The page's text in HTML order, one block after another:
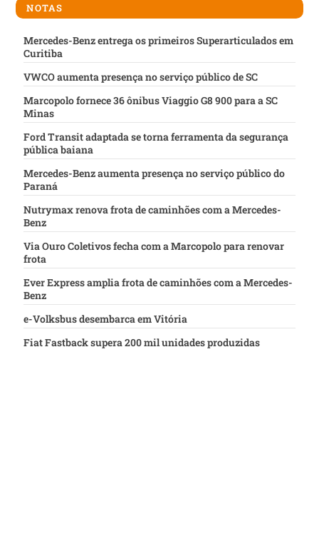
NOTAS
Mercedes-Benz entrega os primeiros Superarticulados em
Curitiba
VWCO aumenta presença no serviço público de SC
Marcopolo fornece 36 ônibus Viaggio G8 900 para a SC
Minas
Ford Transit adaptada se torna ferramenta da segurança
pública baiana
Mercedes-Benz aumenta presença no serviço público do
Paraná
Nutrymax renova frota de caminhões com a Mercedes-
Benz
Via Ouro Coletivos fecha com a Marcopolo para renovar
frota
Ever Express amplia frota de caminhões com a Mercedes-
Benz
e-Volksbus desembarca em Vitória
Fiat Fastback supera 200 mil unidades produzidas